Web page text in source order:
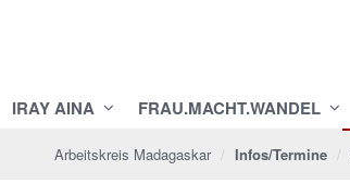
IRAY AINA FRAU.MACHT.WANDEL
Arbeitskreis Madagaskar Infos/Termine